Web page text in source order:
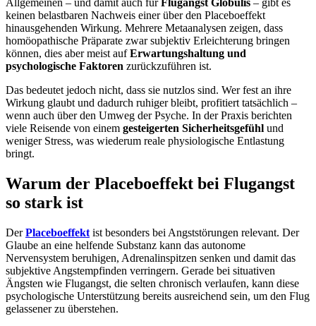
Allgemeinen – und damit auch fürFlugangst Globulis – gibt es
keinen belastbaren Nachweis einer über den Placeboeffekt
hinausgehenden Wirkung. Mehrere Metaanalysen zeigen, dass
homöopathische Präparate zwar subjektiv Erleichterung bringen
können, dies aber meist aufErwartungshaltung und
psychologische Faktoren zurückzuführen ist.
Das bedeutet jedoch nicht, dass sie nutzlos sind. Wer fest an ihre
Wirkung glaubt und dadurch ruhiger bleibt, profitiert tatsächlich –
wenn auch über den Umweg der Psyche. In der Praxis berichten
viele Reisende von einem gesteigerten Sicherheitsgefühl und
weniger Stress, was wiederum reale physiologische Entlastung
bringt.
Warum der Placeboeffekt bei Flugangst
so stark ist
DerPlaceboeffekt ist besonders bei Angststörungen relevant. Der
Glaube an eine helfende Substanz kann das autonome
Nervensystem beruhigen, Adrenalinspitzen senken und damit das
subjektive Angstempfinden verringern. Gerade bei situativen
Ängsten wie Flugangst, die selten chronisch verlaufen, kann diese
psychologische Unterstützung bereits ausreichend sein, um den Flug
gelassener zu überstehen.